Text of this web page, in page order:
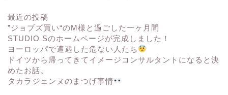
最近の投稿
”ジョブズ買い“のM様と過ごした一ヶ月間
STUDIO Sのホームページが完成しました！
ヨーロッパで遭遇した危ない人たち
ドイツから帰ってきてイメージコンサルタントになると決
めたお話。
タカラジェンヌのまつげ事情